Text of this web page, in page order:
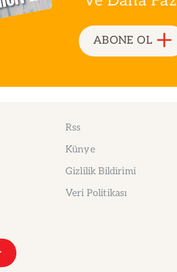
ABONE OL
Rss
Künye
Gizlilik Bildirimi
Veri Politikası